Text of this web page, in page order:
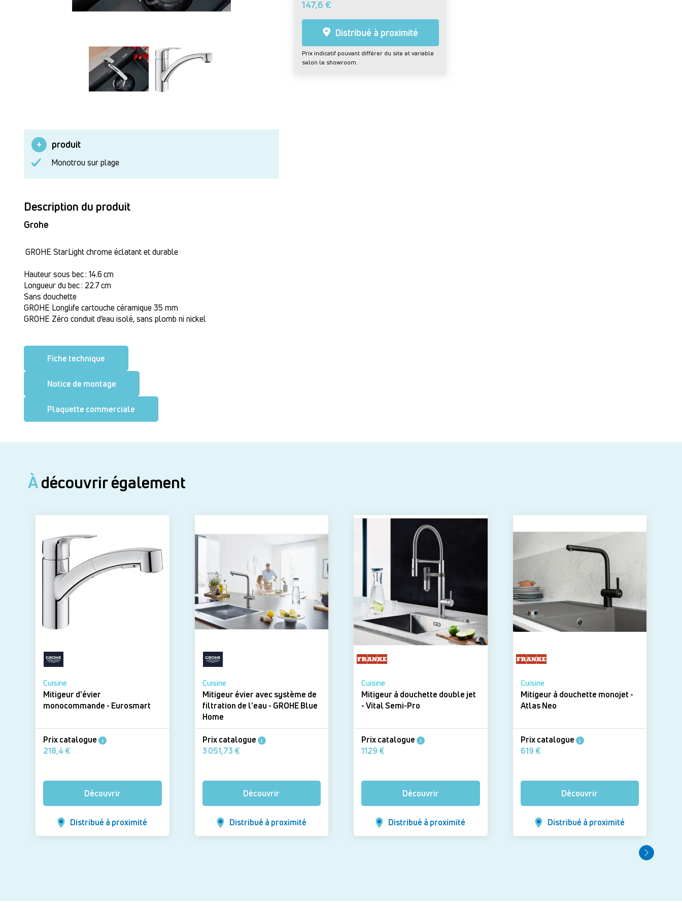
147,6 €
Distribué à proximité
Prix indicatif pouvant différer du site et variable
selon le showroom.
produit
Monotrou sur plage
Description du produit
Grohe
GROHE StarLight chrome éclatant et durable
Hauteur sous bec : 14.6 cm
Longueur du bec : 22.7 cm
Sans douchette
GROHE Longlife cartouche céramique 35 mm
GROHE Zéro conduit d’eau isolé, sans plomb ni nickel
Fiche technique
Notice de montage
Plaquette commerciale
Àdécouvrir également
Cuisine
Mitigeur d'évier
monocommande - Eurosmart
Prix catalogue i
218,4 €
Découvrir
Distribué à proximité
Cuisine
Mitigeur évier avec système de
filtration de l'eau - GROHE Blue
Home
Prix catalogue i
3 051,73 €
Découvrir
Distribué à proximité
Cuisine
Mitigeur à douchette double jet
- Vital Semi-Pro
Prix catalogue i
1129 €
Découvrir
Distribué à proximité
Cuisine
Mitigeur à douchette monojet -
Atlas Neo
Prix catalogue i
619 €
Découvrir
Distribué à proximité